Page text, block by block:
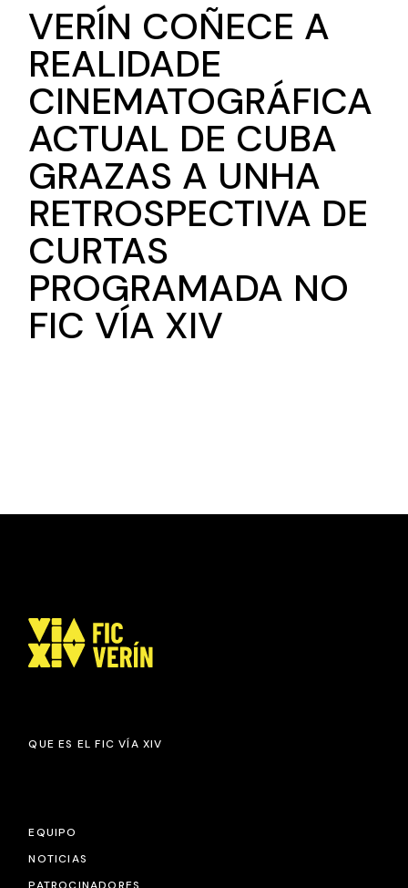
VERÍN COÑECE A
REALIDADE
CINEMATOGRÁFICA
ACTUAL DE CUBA
GRAZAS A UNHA
RETROSPECTIVA DE
CURTAS
PROGRAMADA NO
FIC VÍA XIV
QUE ES EL FIC VÍA XIV
EQUIPO
NOTICIAS
PATROCINADORES